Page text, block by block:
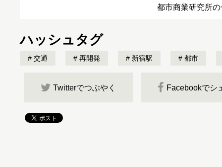
都市商業研究所
ハッシュタグ
交通 再開発 新宿駅 都市
Twitterでつぶやく Facebookでシ